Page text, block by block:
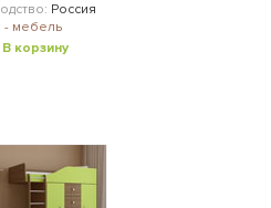
Россия
- мебель
В корзину